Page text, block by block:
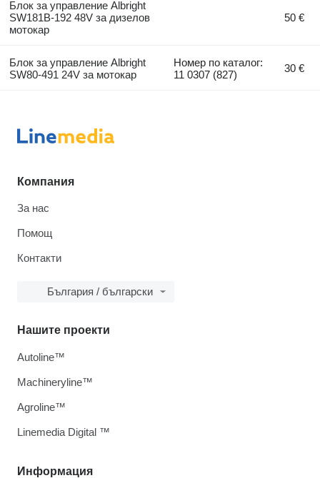
Блок за управление Albright
SW181B-192 48V за дизелов
мотокар
50 €
Блок за управление Albright
SW80-491 24V за мотокар
Номер по каталог:
11 0307 (827)
30 €
Компания
За нас
Помощ
Контакти
България / български
Информация
Нашите проекти
Autoline™
Machineryline™
Agroline™
Linemedia Digital ™